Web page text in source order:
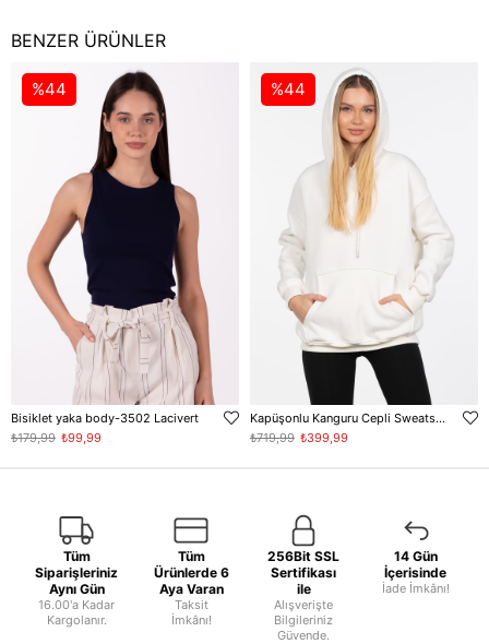
BENZER ÜRÜNLER
Bisiklet yaka body-3502 Lacivert
₺99,99
₺179,99
%44
Kapüşonlu Kanguru Cepli Sweatshirt - Ekru
₺399,99
₺719,99
%44
Tüm
Siparişleriniz
Aynı Gün
16.00'a Kadar
Kargolanır.
Tüm
Ürünlerde 6
Aya Varan
Taksit
İmkânı!
256Bit SSL
Sertifikası
ile
Alışverişte
Bilgileriniz
Güvende.
14 Gün
İçerisinde
İade İmkânı!